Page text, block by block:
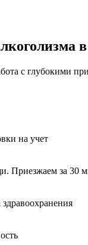
с глубокими
на учет
Приезжаем за 30